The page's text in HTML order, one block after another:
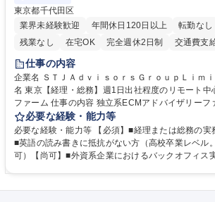
東京都千代田区
業界未経験歓迎
年間休日120日以上 転勤なし
残業なし
在宅OK 完全週休2日制 交通費支
仕事の内容
企業名 ＳＴＪＡｄｖｉｓｏｒｓＧｒｏｕｐＬｉｍｉｔ
名 東京【経理・総務】週1日出社程度のリモート中
ファーム 仕事の内容 独立系ECMアドバイザリーファームとして上場前後
の資本市場戦略を設計する当社にて経理・総務をお
バックオフィス業務からスタートし組織を支える専
できる環境です。 ■日常経理、月次および年次決算サポート業務 ■本国
（グローバル）との英文メール対応（AI翻訳ツール
業務をお任せします。残業も基本的には発生せず
必要な経験・能力等
必要な経験・能力等 【必須】■経理または総務の実
■英語の読み書きに抵抗がない方（高校卒業レベル
可）【尚可】■外資系企業におけるバックオフィス